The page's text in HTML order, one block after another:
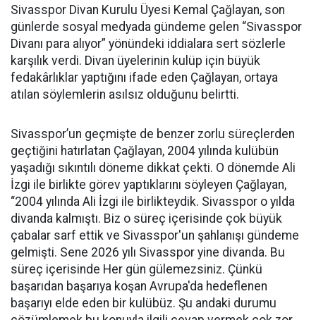
Sivasspor Divan Kurulu Üyesi Kemal Çağlayan, son
günlerde sosyal medyada gündeme gelen “Sivasspor
Divanı para alıyor” yönündeki iddialara sert sözlerle
karşılık verdi. Divan üyelerinin kulüp için büyük
fedakârlıklar yaptığını ifade eden Çağlayan, ortaya
atılan söylemlerin asılsız olduğunu belirtti.
Sivasspor’un geçmişte de benzer zorlu süreçlerden
geçtiğini hatırlatan Çağlayan, 2004 yılında kulübün
yaşadığı sıkıntılı döneme dikkat çekti. O dönemde Ali
İzgi ile birlikte görev yaptıklarını söyleyen Çağlayan,
“2004 yılında Ali İzgi ile birlikteydik. Sivasspor o yılda
divanda kalmıştı. Biz o süreç içerisinde çok büyük
çabalar sarf ettik ve Sivasspor'un şahlanışı gündeme
gelmişti. Sene 2026 yılı Sivasspor yine divanda. Bu
süreç içerisinde Her gün gülemezsiniz. Çünkü
başarıdan başarıya koşan Avrupa'da hedeflenen
başarıyı elde eden bir kulübüz. Şu andaki durumu